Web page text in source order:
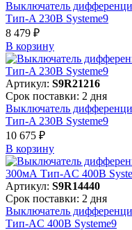
Выключатель
Тип-A 230В Systeme9
8 479 ₽
В корзинy
Артикул: S9R21216
Срок поставки: 2 дня
Выключатель
Тип-A 230В Systeme9
10 675 ₽
В корзинy
Артикул: S9R14440
Срок поставки: 2 дня
Выключатель
Тип-AC 400В Systeme9